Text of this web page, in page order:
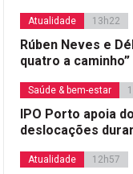
Atualidade 13h22
Rúben Neves e
quatro a caminho”
Saúde & bem-estar
IPO Porto apoia
deslocações
Atualidade 12h57